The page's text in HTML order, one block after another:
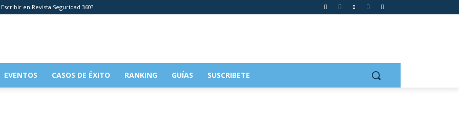
en Revista Seguridad 360?
EVENTOS CASOS DE ÉXITO RANKING GUÍAS SUSCRIBETE